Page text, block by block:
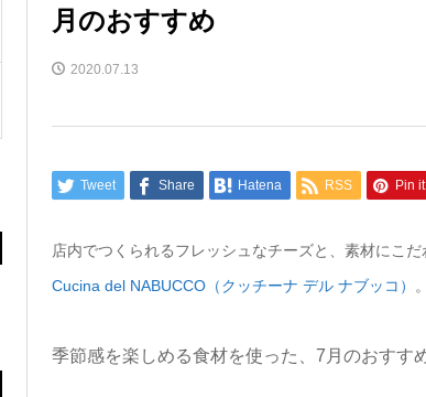
月のおすすめ
2020.07.13
Tweet Share Hatena RSS Pin it
店内でつくられるフレッシュなチーズと、素材にこ
Cucina del NABUCCO（クッチーナ デル ナブッコ）
。
季節感を楽しめる食材を使った、7月のおすす